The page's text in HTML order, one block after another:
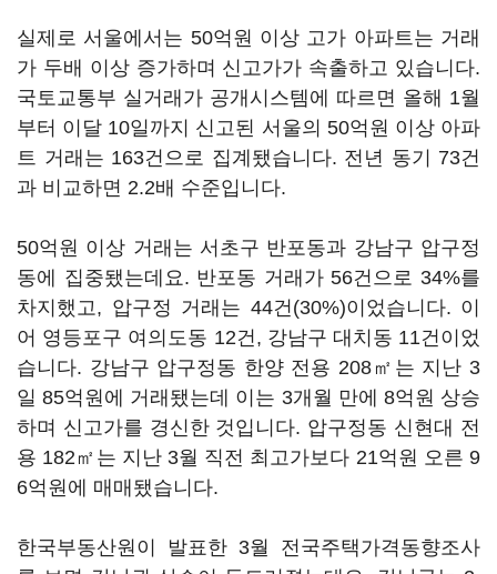
실제로 서울에서는 50억원 이상 고가 아파트는 거래
가 두배 이상 증가하며 신고가가 속출하고 있습니다.
국토교통부 실거래가 공개시스템에 따르면 올해 1월
부터 이달 10일까지 신고된 서울의 50억원 이상 아파
트 거래는 163건으로 집계됐습니다. 전년 동기 73건
과 비교하면 2.2배 수준입니다.
50억원 이상 거래는 서초구 반포동과 강남구 압구정
동에 집중됐는데요. 반포동 거래가 56건으로 34%를
차지했고, 압구정 거래는 44건(30%)이었습니다. 이
어 영등포구 여의도동 12건, 강남구 대치동 11건이었
습니다. 강남구 압구정동 한양 전용 208㎡는 지난 3
일 85억원에 거래됐는데 이는 3개월 만에 8억원 상승
하며 신고가를 경신한 것입니다. 압구정동 신현대 전
용 182㎡는 지난 3월 직전 최고가보다 21억원 오른 9
6억원에 매매됐습니다.
한국부동산원이 발표한 3월 전국주택가격동향조사